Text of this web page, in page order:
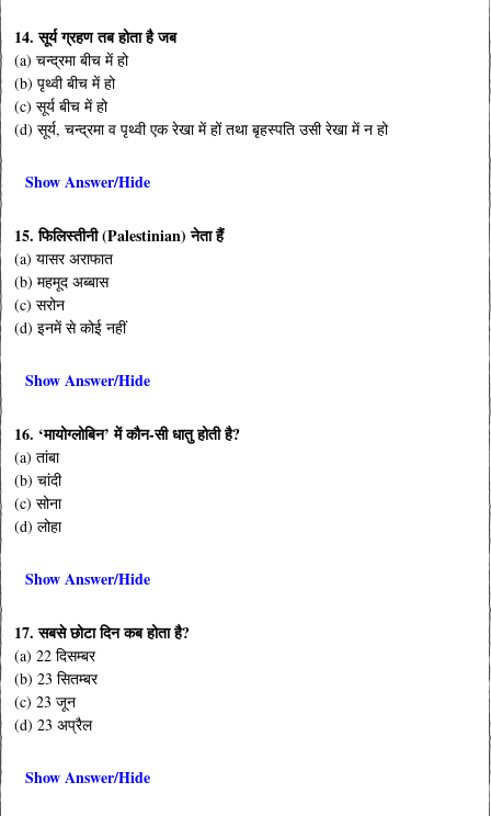
14. सूर्य ग्रहण तब होता है जब
(a) चन्द्रमा बीच में हो
(b) पृथ्वी बीच में हो
(c) सूर्य बीच में हो
(d) सूर्य, चन्द्रमा व पृथ्वी एक रेखा में हों तथा बृहस्पति उसी रेखा में न हो
Show Answer/Hide
15. फिलिस्तीनी (Palestinian) नेता हैं
(a) यासर अराफात
(b) महमूद अब्बास
(c) सरोन
(d) इनमें से कोई नहीं
Show Answer/Hide
16. ‘मायोग्लोबिन’ में कौन-सी धातु होती है?
(a) तांबा
(b) चांदी
(c) सोना
(d) लोहा
Show Answer/Hide
17. सबसे छोटा दिन कब होता है?
(a) 22 दिसम्बर
(b) 23 सितम्बर
(c) 23 जून
(d) 23 अप्रैल
Show Answer/Hide